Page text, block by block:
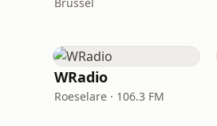
WRadio
Roeselare · 106.3 FM